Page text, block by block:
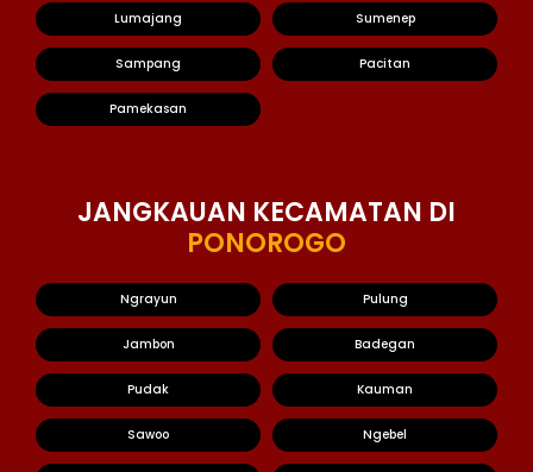
Lumajang Sumenep
Sampang Pacitan
Pamekasan
JANGKAUAN KECAMATAN DI
PONOROGO
Ngrayun Pulung
Jambon Badegan
Pudak Kauman
Sawoo Ngebel